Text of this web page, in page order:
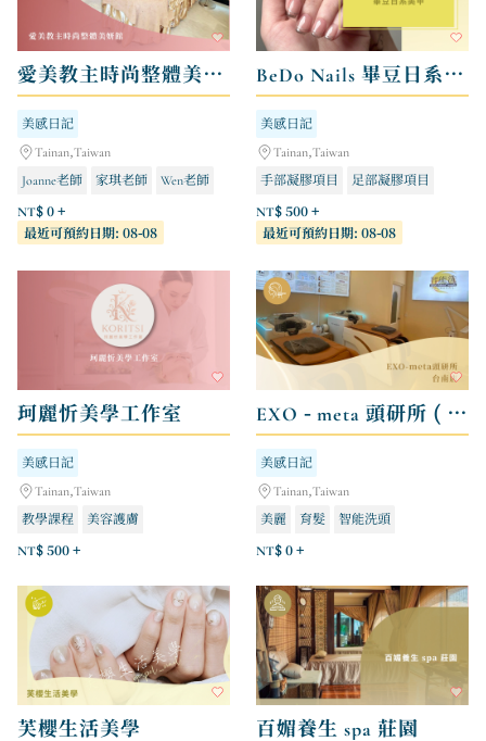
愛美教主時尚整體美妍館
美感日記
Tainan,Taiwan
Joanne老師
家琪老師 Wen老師
NT$ 0 +
最近可預約日期: 08-08
BeDo Nails 畢豆日系美甲
美感日記
Tainan,Taiwan
手部凝膠項目
足部凝膠項目
手足保養護理
NT$ 500 +
最近可預約日期: 08-08
珂麗忻美學工作室
美感日記
Tainan,Taiwan
教學課程
美容護膚
美體SPA系列
NT$ 500 +
EXO - meta 頭研所 ( 台南店 )
美感日記
Tainan,Taiwan
美麗
育髮 智能洗頭
NT$ 0 +
芙櫻生活美學 百媚養生 spa 莊園